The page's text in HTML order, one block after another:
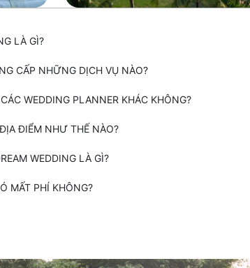
LÀ GÌ?
CẤP NHỮNG DỊCH VỤ NÀO?
WEDDING PLANNER KHÁC KHÔNG?
ĐIỂM NHƯ THẾ NÀO?
WEDDING LÀ GÌ?
MẤT PHÍ KHÔNG?